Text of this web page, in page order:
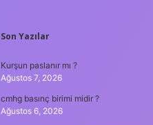
SIDEBAR
Son Yazılar
Kurşun paslanır mı ?
Ağustos 7, 2026
cmhg basınç birimi midir ?
Ağustos 6, 2026